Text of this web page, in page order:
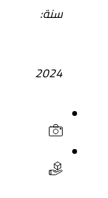
سنة:
2024